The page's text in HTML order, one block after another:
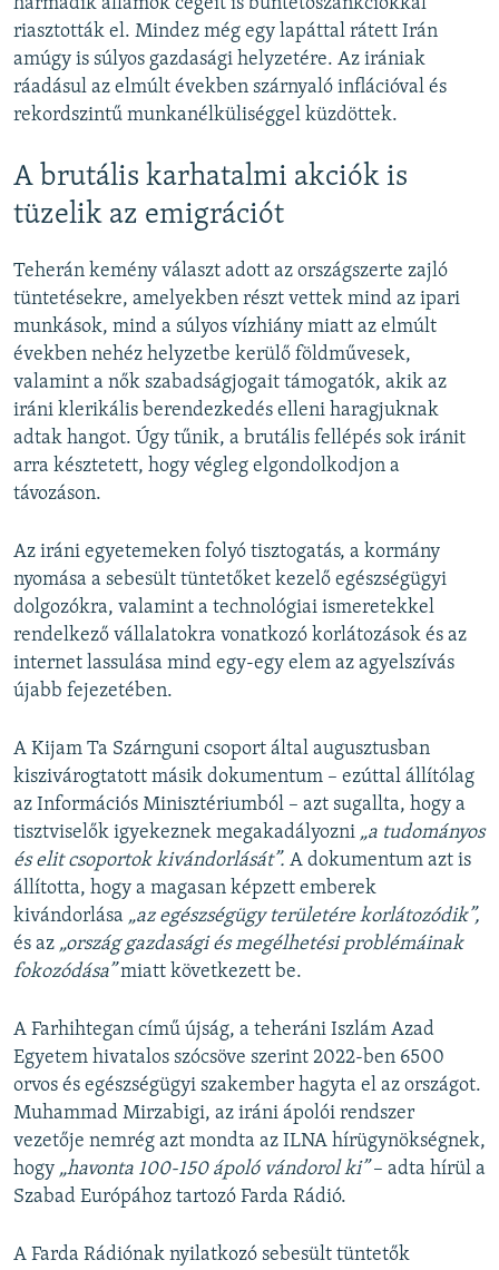
riasztották el. Mindez még egy lapáttal rátett Irán
amúgy is súlyos gazdasági helyzetére. Az irániak
ráadásul az elmúlt években szárnyaló inflációval és
rekordszintű munkanélküliséggel küzdöttek.
A brutális karhatalmi akciók is
tüzelik az emigrációt
Teherán kemény választ adott az országszerte zajló
tüntetésekre, amelyekben részt vettek mind az ipari
munkások, mind a súlyos vízhiány miatt az elmúlt
években nehéz helyzetbe kerülő földművesek,
valamint a nők szabadságjogait támogatók, akik az
iráni klerikális berendezkedés elleni haragjuknak
adtak hangot. Úgy tűnik, a brutális fellépés sok iránit
arra késztetett, hogy végleg elgondolkodjon a
távozáson.
Az iráni egyetemeken folyó tisztogatás, a kormány
nyomása a sebesült tüntetőket kezelő egészségügyi
dolgozókra, valamint a technológiai ismeretekkel
rendelkező vállalatokra vonatkozó korlátozások és az
internet lassulása mind egy-egy elem az agyelszívás
újabb fejezetében.
A Kijam Ta Szárnguni csoport által augusztusban
kiszivárogtatott másik dokumentum – ezúttal állítólag
az Információs Minisztériumból – azt sugallta, hogy a
tisztviselők igyekeznek megakadályozni „a tudományos
és elit csoportok kivándorlását”. A dokumentum azt is
állította, hogy a magasan képzett emberek
kivándorlása „az egészségügy területére korlátozódik”,
és az „ország gazdasági és megélhetési problémáinak
fokozódása”miatt következett be.
A Farhihtegan című újság, a teheráni Iszlám Azad
Egyetem hivatalos szócsöve szerint 2022-ben 6500
orvos és egészségügyi szakember hagyta el az országot.
Muhammad Mirzabigi, az iráni ápolói rendszer
vezetője nemrég azt mondta az ILNA hírügynökségnek,
hogy „havonta 100-150 ápoló vándorol ki”– adta hírül a
Szabad Európához tartozó Farda Rádió.
A Farda Rádiónak nyilatkozó sebesült tüntetők